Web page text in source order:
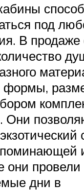
под
В продаже
формы,
Они
они провели
дни в